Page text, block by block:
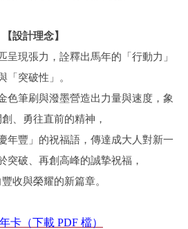
【設計理念】
呈現張力，詮釋出馬年的「行動力」
「突破性」。
色筆刷與潑墨營造出力量與速度，象
、勇往直前的精神，
年豐」的祝福語，傳達成大人對新一
突破、再創高峰的誠摯祝福，
收與榮耀的新篇章。
卡（下載 PDF 檔）